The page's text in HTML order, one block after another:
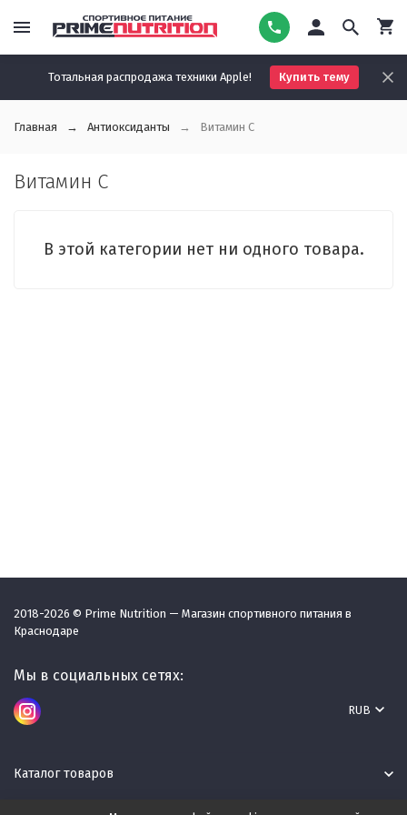
Тотальная распродажа техники Apple! Купить тему
Главная Антиоксиданты Витамин C
Витамин C
В этой категории нет ни одного товара.
2018-2026 © Prime Nutrition — Магазин спортивного питания в
Краснодаре
Мы в социальных сетях:
RUB
Каталог товаров